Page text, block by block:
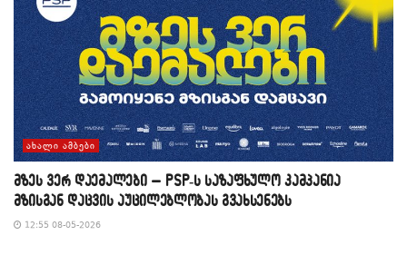
ᲐᲮᲐᲚᲘ ᲐᲛᲑᲔᲑᲘ
მზეს ვერ დაემალები – PSP-ს საზაფხულო კამპანია
მზისგან დაცვის აუცილებლობას გვახსენებს
12:55 08-05-2026